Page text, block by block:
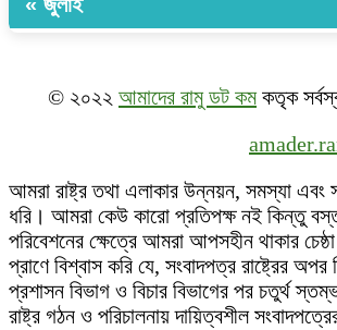
© ২০২২ আমাদের রামু ডট কমকতৃক
আমরা রাষ্ট্র তথা এলাকার উন্নয়ন, সমস্যা এবং
ধরি। আমরা কেউ কারো প্রতিপক্ষ নই কিন্তু
পরিবেশনের ক্ষেত্রে আমরা আপসহীন থাকার
প্রাণে বিশ্বাস করি যে, সংবাদপত্র রাষ্ট্রের
প্রশাসন বিভাগ ও বিচার বিভাগের পর চতুর্থ
রাষ্ট্র গঠন ও পরিচালনায় দায়িত্বশীল